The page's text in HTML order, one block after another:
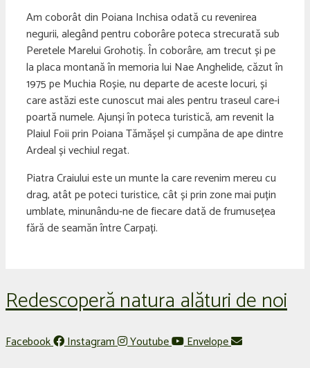
Am coborât din Poiana Inchisa odată cu revenirea
negurii, alegând pentru coborâre poteca strecurată sub
Peretele Marelui Grohotiș. În coborâre, am trecut și pe
la placa montană în memoria lui Nae Anghelide, căzut în
1975 pe Muchia Roșie, nu departe de aceste locuri, și
care astăzi este cunoscut mai ales pentru traseul care-i
poartă numele. Ajunși în poteca turistică, am revenit la
Plaiul Foii prin Poiana Tămășel și cumpăna de ape dintre
Ardeal și vechiul regat.
Piatra Craiului este un munte la care revenim mereu cu
drag, atât pe poteci turistice, cât și prin zone mai puțin
umblate, minunându-ne de fiecare dată de frumusețea
fără de seamăn între Carpați.
Redescoperă natura alături de noi
Facebook Instagram Youtube Envelope